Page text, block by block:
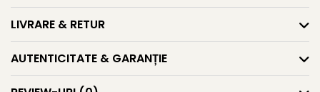
perfectă pentru momentele în care vrei să oferi sau să
festivă sau completa o apariție elegantă de zi.
LIVRARE & RETUR
AUTENTICITATE & GARANȚIE